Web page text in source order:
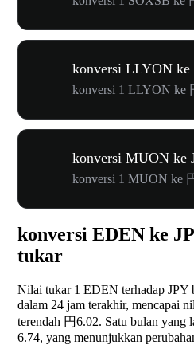
konversi LLYON ke
konversi 1 LLYON ke
konversi MUON ke
konversi 1 MUON ke
konversi EDEN ke
tukar
Nilai tukar 1 EDEN terhadap JPY
dalam 24 jam terakhir, mencapai
terendah 円6.02. Satu bulan yang
6.74, yang menunjukkan